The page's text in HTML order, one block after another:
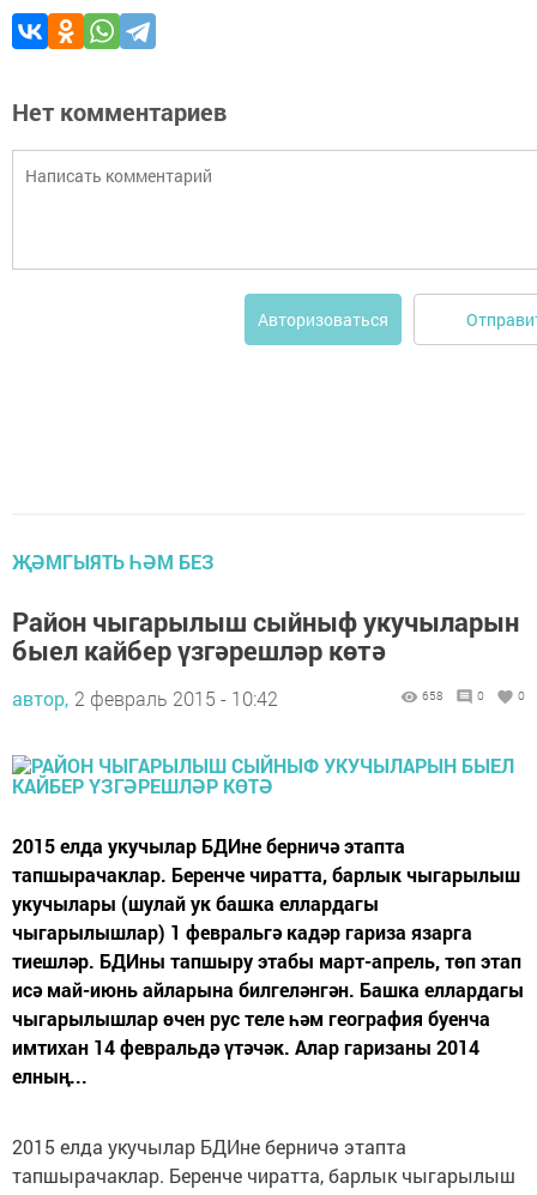
Нет комментариев
Авторизоваться
ҖӘМГЫЯТЬ ҺӘМ БЕЗ
Район чыгарылыш сыйныф укучыларын
быел кайбер үзгәрешләр көтә
автор, 2 февраль 2015 - 10:42 658 0 0
2015 елда укучылар БДИне берничә этапта
тапшырачаклар. Беренче чиратта, барлык чыгарылыш
укучылары (шулай ук башка еллардагы
чыгарылышлар) 1 февральгә кадәр гариза язарга
тиешләр. БДИны тапшыру этабы март-апрель, төп этап
исә май-июнь айларына билгеләнгән. Башка еллардагы
чыгарылышлар өчен рус теле һәм география буенча
имтихан 14 февральдә үтәчәк. Алар гаризаны 2014
елның...
2015 елда укучылар БДИне берничә этапта
тапшырачаклар. Беренче чиратта, барлык чыгарылыш